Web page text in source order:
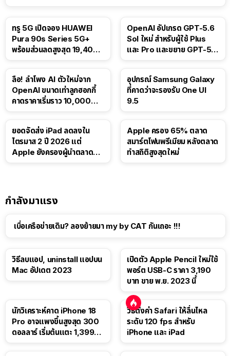
ทรู 5G เปิดจอง HUAWEI
Pura 90s Series 5G+
พร้อมส่วนลดสูงสุด 19,400
OpenAI อัปเกรด GPT-5.6
Sol ใหม่ สำหรับผู้ใช้ Plus
และ Pro และขยาย GPT-5.6
ลือ! ลำโพง AI ตัวใหม่จาก
OpenAI ขนาดเท่าลูกฮอกกี้
คาดราคาเริ่มราว 10,000
อุปกรณ์ Samsung Galaxy
ที่คาดว่าจะรองรับ One UI
9.5
ยอดจัดส่ง iPad ลดลงใน
ไตรมาส 2 ปี 2026 แต่
Apple ยังครองผู้นำตลาด
Apple ครอง 65% ตลาด
สมาร์ตโฟนพรีเมียม หลังตลาด
ทำสถิติสูงสุดใหม่
กำลังมาแรง
เบื่อเครือข่ายเดิม? ลองย้ายมา my by CAT กันเถอะ !!!
วิธีลบแอป, uninstall แอปบน
Mac อัปเดต 2023
เปิดตัว Apple Pencil ใหม่ใช้
พอร์ต USB-C ราคา 3,190
บาท ขาย พ.ย. 2023 นี้
นักวิเคราะห์คาด iPhone 18
Pro อาจแพงขึ้นสูงสุด 300
ดอลลาร์ เริ่มต้นแตะ 1,399
วิธีตั้งค่า Safari ให้ลื่นไหล
ระดับ 120 fps สำหรับ
iPhone และ iPad